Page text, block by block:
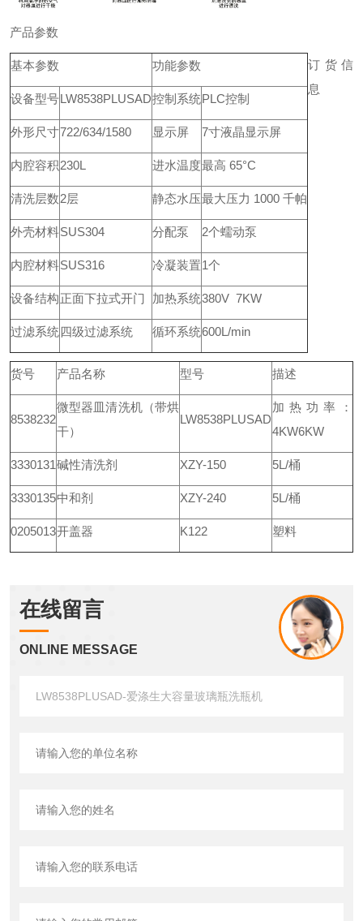
产品参数
基本参数 功能参数
设备型号LW8538PLUSAD控制系统PLC控制
外形尺寸722/634/1580 显示屏 7寸液晶显示屏
内腔容积230L 进水温度最高 65°C
清洗层数2层 静态水压最大压力 1000 千帕
外壳材料SUS304 分配泵 2个蠕动泵
内腔材料SUS316 冷凝装置1个
设备结构正面下拉式开门 加热系统380V 7KW
过滤系统四级过滤系统 循环系统600L/min
订货信
息
货号 产品名称 型号 描述
8538232
微型器皿清洗机（带烘
干）
LW8538PLUSAD
加热功率：
4KW6KW
3330131碱性清洗剂 XZY-150 5L/桶
3330135中和剂 XZY-240 5L/桶
0205013开盖器 K122 塑料
在线留言
ONLINE MESSAGE